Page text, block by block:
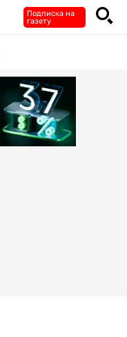
Подписка на
газету